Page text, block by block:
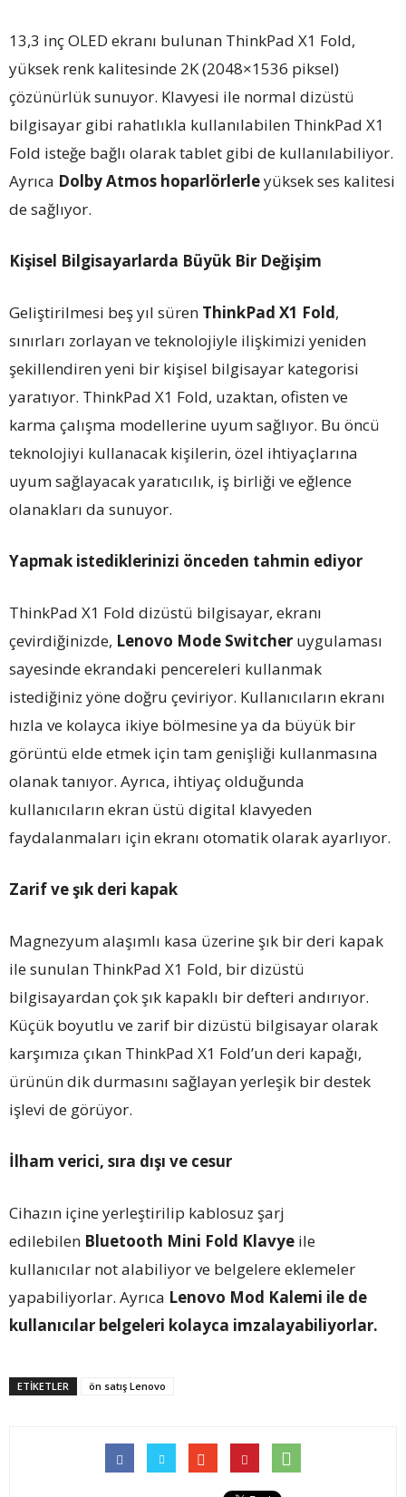
13,3 inç OLED ekranı bulunan ThinkPad X1 Fold,
yüksek renk kalitesinde 2K (2048×1536 piksel)
çözünürlük sunuyor. Klavyesi ile normal dizüstü
bilgisayar gibi rahatlıkla kullanılabilen ThinkPad X1
Fold isteğe bağlı olarak tablet gibi de kullanılabiliyor.
Ayrıca Dolby Atmos hoparlörlerleyüksek ses kalitesi
de sağlıyor.
Kişisel Bilgisayarlarda Büyük Bir Değişim
Geliştirilmesi beş yıl süren ThinkPad X1 Fold,
sınırları zorlayan ve teknolojiyle ilişkimizi yeniden
şekillendiren yeni bir kişisel bilgisayar kategorisi
yaratıyor. ThinkPad X1 Fold, uzaktan, ofisten ve
karma çalışma modellerine uyum sağlıyor. Bu öncü
teknolojiyi kullanacak kişilerin, özel ihtiyaçlarına
uyum sağlayacak yaratıcılık, iş birliği ve eğlence
olanakları da sunuyor.
Yapmak istediklerinizi önceden tahmin ediyor
ThinkPad X1 Fold dizüstü bilgisayar, ekranı
çevirdiğinizde, Lenovo Mode Switcher uygulaması
sayesinde ekrandaki pencereleri kullanmak
istediğiniz yöne doğru çeviriyor. Kullanıcıların ekranı
hızla ve kolayca ikiye bölmesine ya da büyük bir
görüntü elde etmek için tam genişliği kullanmasına
olanak tanıyor. Ayrıca, ihtiyaç olduğunda
kullanıcıların ekran üstü digital klavyeden
faydalanmaları için ekranı otomatik olarak ayarlıyor.
Zarif ve şık deri kapak
Magnezyum alaşımlı kasa üzerine şık bir deri kapak
ile sunulan ThinkPad X1 Fold, bir dizüstü
bilgisayardan çok şık kapaklı bir defteri andırıyor.
Küçük boyutlu ve zarif bir dizüstü bilgisayar olarak
karşımıza çıkan ThinkPad X1 Fold’un deri kapağı,
ürünün dik durmasını sağlayan yerleşik bir destek
işlevi de görüyor.
İlham verici, sıra dışı ve cesur
Cihazın içine yerleştirilip kablosuz şarj
edilebilen Bluetooth Mini Fold Klavye ile
kullanıcılar not alabiliyor ve belgelere eklemeler
yapabiliyorlar. Ayrıca Lenovo Mod Kalemi ile de
kullanıcılar belgeleri kolayca imzalayabiliyorlar.
ETİKETLER ön satış Lenovo